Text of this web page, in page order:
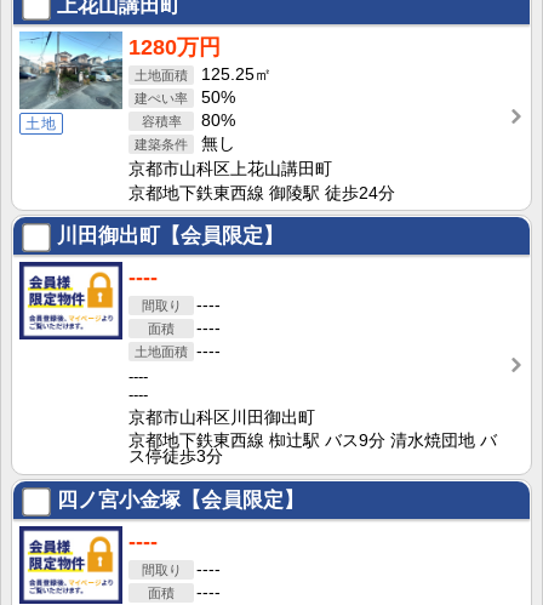
上花山講田町
土地
1280万円
125.25㎡
50%
80%
無し
京都市山科区上花山講田町
京都地下鉄東西線 御陵駅 徒歩24分
川田御出町【会員限定】
----
----
----
----
----
----
京都市山科区川田御出町
京都地下鉄東西線 椥辻駅 バス9分 清水焼団地 バ
ス停徒歩3分
四ノ宮小金塚【会員限定】
----
----
----